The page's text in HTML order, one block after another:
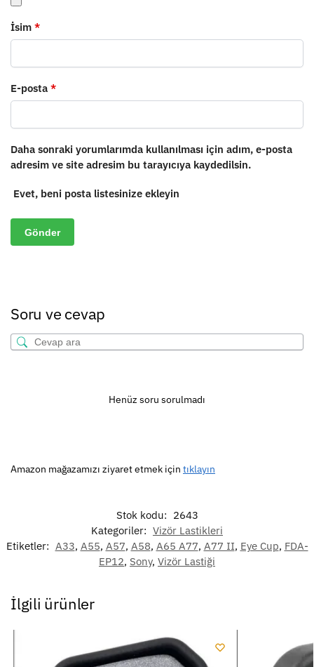
İsim *
E-posta *
Daha sonraki yorumlarımda kullanılması için adım, e-posta
adresim ve site adresim bu tarayıcıya kaydedilsin.
Evet, beni posta listesinize ekleyin
Soru ve cevap
Henüz soru sorulmadı
Amazon mağazamızı ziyaret etmek için tıklayın
Stok kodu: 2643
Kategoriler: Vizör Lastikleri
Etiketler: A33, A55, A57, A58, A65 A77, A77 II, Eye Cup, FDA-
EP12, Sony, Vizör Lastiği
İlgili ürünler